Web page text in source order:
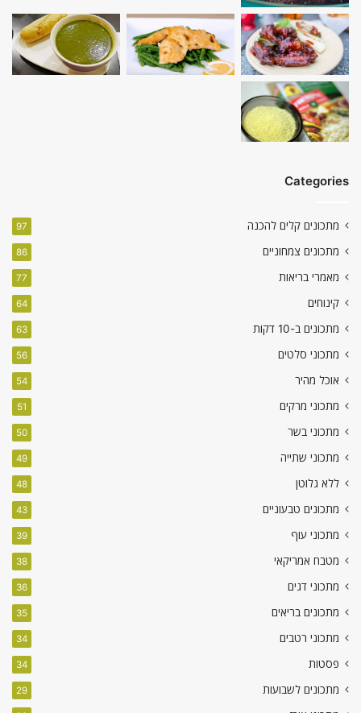
Categories
מתכונים קלים להכנה 97
מתכונים צמחוניים 86
מאמרי בריאות 77
קינוחים 64
מתכונים ב-10 דקות 63
מתכוני סלטים 56
אוכל מהיר 54
מתכוני מרקים 51
מתכוני בשר 50
מתכוני שתייה 49
ללא גלוטן 48
מתכונים טבעוניים 43
מתכוני עוף 39
מטבח אמריקאי 38
מתכוני דגים 36
מתכונים בריאים 35
מתכוני רטבים 34
פסטות 34
מתכונים לשבועות 29